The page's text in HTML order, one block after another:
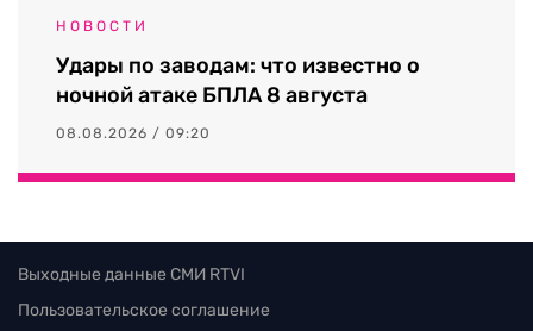
НОВОСТИ
Удары по заводам: что известно о
ночной атаке БПЛА 8 августа
08.08.2026 / 09:20
Выходные данные СМИ RTVI
Пользовательское соглашение